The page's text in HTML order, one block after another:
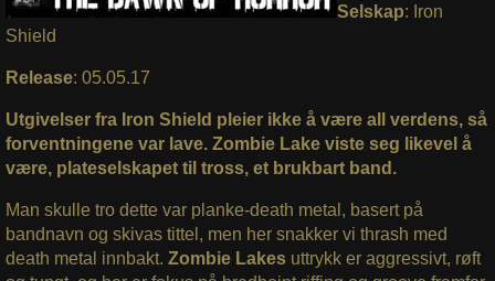
Selskap: Iron
Shield
Release: 05.05.17
Utgivelser fra Iron Shield pleier ikke å være all verdens, så
forventningene var lave. Zombie Lake viste seg likevel å
være, plateselskapet til tross, et brukbart band.
Man skulle tro dette var planke-death metal, basert på
bandnavn og skivas tittel, men her snakker vi thrash med
death metal innbakt. Zombie Lakesuttrykk er aggressivt, røft